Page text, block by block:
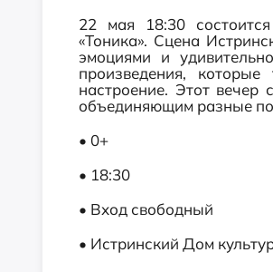
22 мая 18:30
«Тоника». Сцена
эмоциями и
произведения,
настроение. Этот вечер
объединяющим разные
• 0+
• 18:30
• Вход свободный
• Истринский Дом